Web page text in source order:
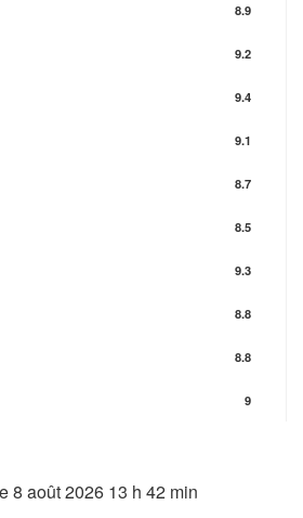
8.9
9.2
9.4
9.1
8.7
8.5
9.3
8.8
8.8
9
8 août 2026 13 h 42 min